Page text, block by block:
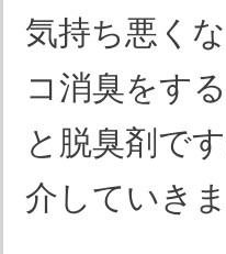
気持ち悪く
コ消臭をす
と脱臭剤で
介していきま